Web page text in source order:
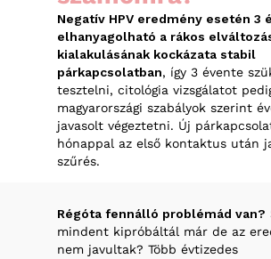
Negatív HPV eredmény esetén 3
elhanyagolható a rákos
kialakulásának kockázata stabil
párkapcsolatban, így 3 évente
tesztelni, citológia vizsgálatot
magyarországi szabályok szerint
javasolt végeztetni. Új
hónappal az első kontaktus után
szűrés.
Régóta fennálló problémád van?
mindent kipróbáltál már de az
nem javultak? Több évtizedes